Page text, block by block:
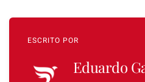
ESCRITO POR
Eduardo